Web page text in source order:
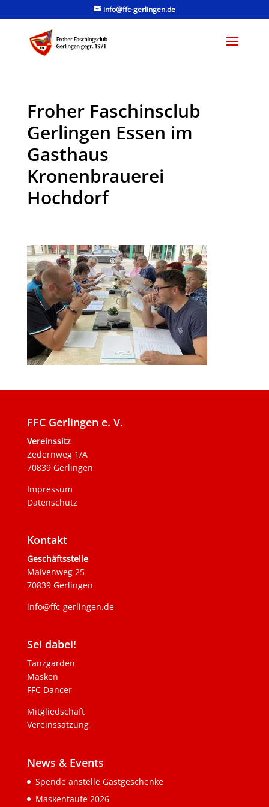
info@ffc-gerlingen.de
Froher Faschinsclub
Gerlingen Essen im
Gasthaus
Kronenbrauerei
Hochdorf
FFC Gerlingen e. V.
Vereinssitz
Zedernweg 1/A
70839 Gerlingen
Impressum
Datenschutz
Kontakt
Geschäftsstelle
Malvenweg 25
70839 Gerlingen
info@ffc-gerlingen.de
Sei dabei!
Tanzgarden
Masken
FFC Dancer
Mitgliedschaft
Vereinssatzung
News & Events
Spende anstelle Gastgeschenke
Maskentaufe 2026